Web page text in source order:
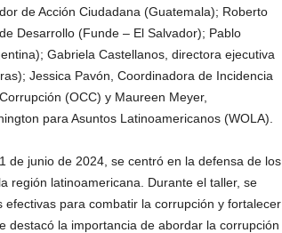
de Acción Ciudadana (Guatemala); Roberto
Desarrollo (Funde – El Salvador); Pablo
Gabriela Castellanos, directora ejecutiva
Jessica Pavón, Coordinadora de Incidencia
(OCC) y Maureen Meyer,
para Asuntos Latinoamericanos (WOLA).
de junio de 2024, se centró en la defensa de los
región latinoamericana. Durante el taller, se
para combatir la corrupción y fortalecer
destacó la importancia de abordar la corrupción